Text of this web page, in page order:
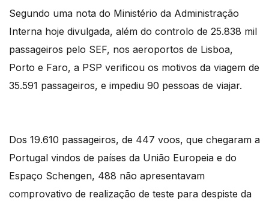
Segundo uma nota do Ministério da Administração
Interna hoje divulgada, além do controlo de 25.838 mil
passageiros pelo SEF, nos aeroportos de Lisboa,
Porto e Faro, a PSP verificou os motivos da viagem de
35.591 passageiros, e impediu 90 pessoas de viajar.
Dos 19.610 passageiros, de 447 voos, que chegaram a
Portugal vindos de países da União Europeia e do
Espaço Schengen, 488 não apresentavam
comprovativo de realização de teste para despiste da